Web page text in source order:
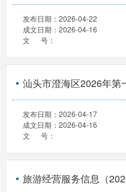
发布日期： 2026-04-22
成文日期： 2026-04-16
文 号：
汕头市澄海区2026年第
发布日期： 2026-04-17
成文日期： 2026-04-16
文 号：
旅游经营服务信息（